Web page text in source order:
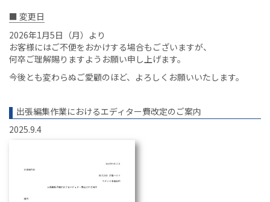
■ 変更日
2026年1月5日（月）より
お客様にはご不便をおかけする場合もございますが、
何卒ご理解賜りますようお願い申し上げます。
今後とも変わらぬご愛顧のほど、よろしくお願いいたします。
出張編集作業におけるエディター費改定のご案内
2025.9.4